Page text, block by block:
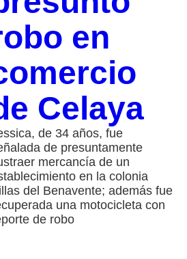
en
Celaya
de 34 años, fue
de presuntamente
mercancía de un
en la colonia
del Benavente; además fue
una motocicleta con
de robo